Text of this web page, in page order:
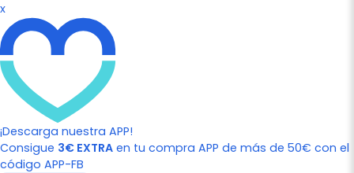
x
¡Descarga nuestra APP!
Consigue 3€ EXTRA en tu compra APP de más de 50€ con el
código APP-FB